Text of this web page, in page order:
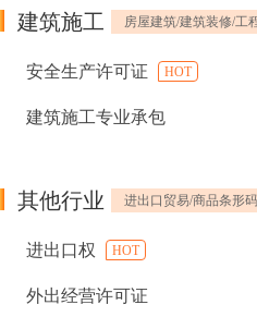
建筑施工 房屋建筑/建筑装修/工
安全生产许可证 HOT
建筑施工专业承包
其他行业 进出口贸易/商品条形
进出口权 HOT
外出经营许可证